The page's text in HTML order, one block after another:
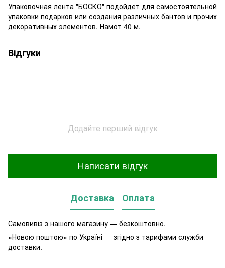
Упаковочная лента "БОСКО" подойдет для самостоятельной
упаковки подарков или создания различных бантов и прочих
декоративных элементов. Намот 40 м.
Відгуки
Додайте перший відгук
Написати відгук
Доставка Оплата
Самовивіз з нашого магазину — безкоштовно.
«Новою поштою» по Україні — згідно з тарифами служби
доставки.